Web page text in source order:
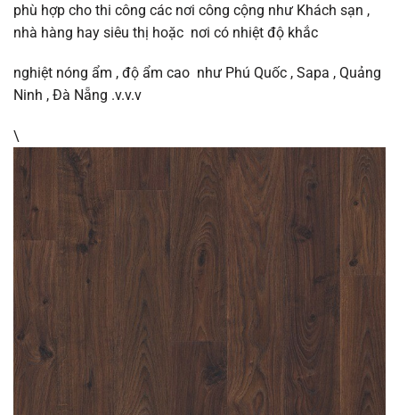
phù hợp cho thi công các nơi công cộng như Khách sạn ,
nhà hàng hay siêu thị hoặc nơi có nhiệt độ khắc
nghiệt nóng ẩm , độ ẩm cao như Phú Quốc , Sapa , Quảng
Ninh , Đà Nẵng .v.v.v
\